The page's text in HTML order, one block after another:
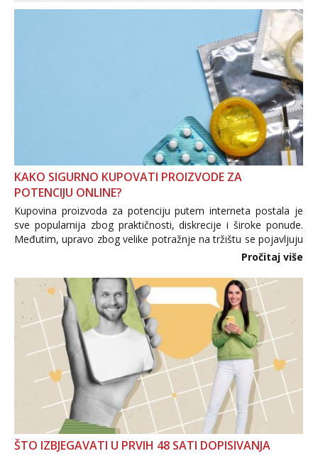
KAKO SIGURNO KUPOVATI PROIZVODE ZA
POTENCIJU ONLINE?
Kupovina proizvoda za potenciju putem interneta postala je
sve popularnija zbog praktičnosti, diskrecije i široke ponude.
Međutim, upravo zbog velike potražnje na tržištu se pojavljuju
i brojni krivotvoreni proizvodi, nepouzdane internetske
Pročitaj više
ŠTO IZBJEGAVATI U PRVIH 48 SATI DOPISIVANJA